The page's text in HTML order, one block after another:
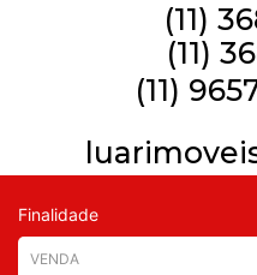
(11)
(11)
(11)
Finalidade